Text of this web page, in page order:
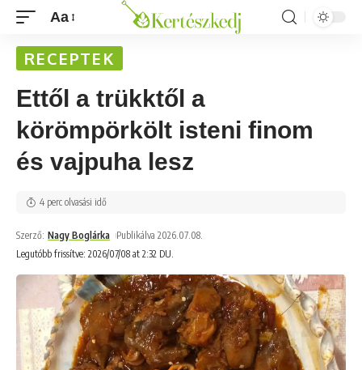
Aa
RECEPTEK
Ettől a trükktől a
körömpörkölt isteni finom
és vajpuha lesz
Legutóbb frissítve: 2026/07/08 at 2:32 DU.
Szerző: Nagy Boglárka Publikálva 2026.07.08.
4 perc olvasási idő